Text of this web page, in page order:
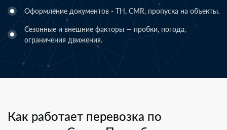
Оформление документов - ТН, CMR, пропуска на объекты.
Сезонные и внешние факторы — пробки, погода,
ограничения движения.
Как работает перевозка по